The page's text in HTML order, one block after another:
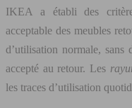
IKEA a établi des
acceptable des meubles
d’utilisation normale, sans
accepté au retour. Les
les traces d’utilisation